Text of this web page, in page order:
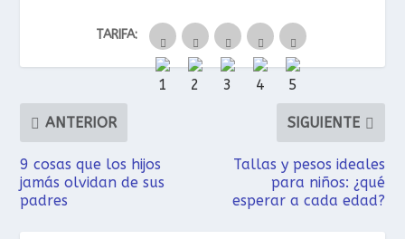
TARIFA:
ANTERIOR
9 cosas que los hijos
jamás olvidan de sus
padres
SIGUIENTE
Tallas y pesos ideales
para niños: ¿qué
esperar a cada edad?